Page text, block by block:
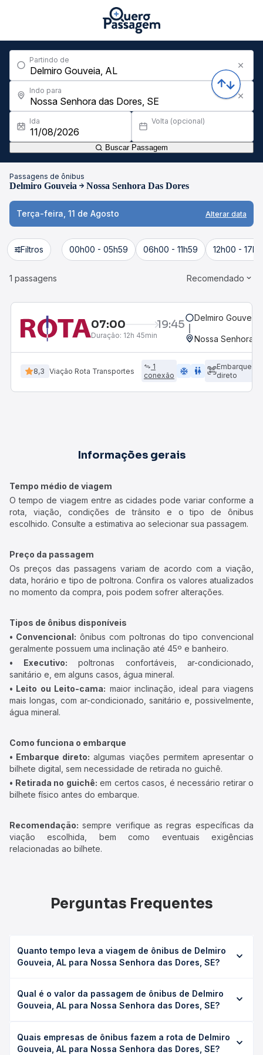
Partindo de
Indo para
Ida Volta (opcional)
Buscar Passagem
Passagens de ônibus
Delmiro Gouveia Nossa Senhora Das Dores
Terça-feira, 11 de Agosto Alterar data
Filtros 00h00 - 05h59 06h00 - 11h59 12h00 -
1 passagens Recomendado
07:00 19:45
Duração: 12h 45min
Delmiro Gouveia,
Nossa Senhora
8,3 Viação Rota Transportes
1
conexão
ac_unit wc
Embarque
direto
Informações gerais
Tempo médio de viagem
O tempo de viagem entre as cidades pode variar conforme a
rota, viação, condições de trânsito e o tipo de ônibus
escolhido. Consulte a estimativa ao selecionar sua passagem.
Preço da passagem
Os preços das passagens variam de acordo com a viação,
data, horário e tipo de poltrona. Confira os valores atualizados
no momento da compra, pois podem sofrer alterações.
Tipos de ônibus disponíveis
• Convencional: ônibus com poltronas do tipo convencional
geralmente possuem uma inclinação até 45º e banheiro.
• Executivo: poltronas confortáveis, ar-condicionado,
sanitário e, em alguns casos, água mineral.
• Leito ou Leito-cama: maior inclinação, ideal para viagens
mais longas, com ar-condicionado, sanitário e, possivelmente,
água mineral.
Como funciona o embarque
• Embarque direto: algumas viações permitem apresentar o
bilhete digital, sem necessidade de retirada no guichê.
• Retirada no guichê: em certos casos, é necessário retirar o
bilhete físico antes do embarque.
Recomendação: sempre verifique as regras específicas da
viação escolhida, bem como eventuais exigências
relacionadas ao bilhete.
Perguntas Frequentes
Quanto tempo leva a viagem de ônibus de Delmiro
Gouveia, AL para Nossa Senhora das Dores, SE?
Senhora das Dores, SE leva em média 0 horas, podendo
variar conforme a viação, o tipo de serviço (convencional,
duração exata de cada opção na data desejada.
Qual é o valor da passagem de ônibus de Delmiro
Gouveia, AL para Nossa Senhora das Dores, SE?
para Nossa Senhora das Dores, SE custa em média não
identificado e varia conforme a data da viagem, a
Quais empresas de ônibus fazem a rota de Delmiro
Gouveia, AL para Nossa Senhora das Dores, SE?